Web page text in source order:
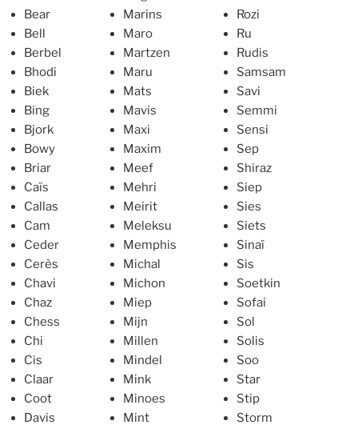
Bear
Bell
Berbel
Bhodi
Biek
Bing
Bjork
Bowy
Briar
Caïs
Callas
Cam
Ceder
Cerès
Chavi
Chaz
Chess
Chi
Cis
Claar
Coot
Davis
Marins
Maro
Martzen
Maru
Mats
Mavis
Maxi
Maxim
Meef
Mehri
Meirit
Meleksu
Memphis
Michal
Michon
Miep
Mijn
Millen
Mindel
Mink
Minoes
Mint
Rozi
Ru
Rudis
Samsam
Savi
Semmi
Sensi
Sep
Shiraz
Siep
Sies
Siets
Sinaï
Sis
Soetkin
Sofai
Sol
Solis
Soo
Star
Stip
Storm